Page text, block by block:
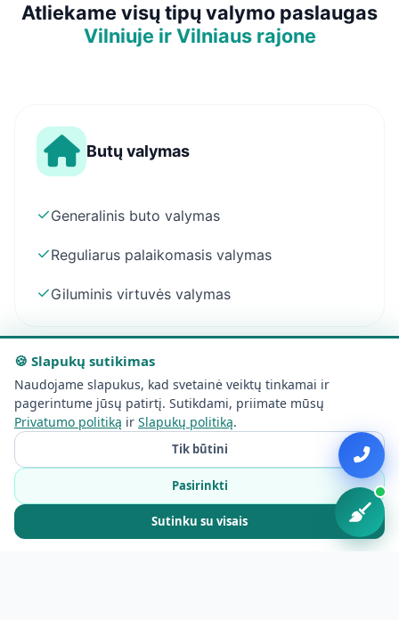
Atliekame visų tipų valymo paslaugas
Vilniuje ir Vilniaus rajone
Butų valymas
✓Generalinis buto valymas
✓Reguliarus palaikomasis valymas
✓Giluminis virtuvės valymas
Namų ir kotedžų valymas
✓Individualių namų valymas
✓Užmiesčio kotedžų klinningas
🍪 Slapukų sutikimas
Naudojame slapukus, kad svetainė veiktų tinkamai ir
pagerintume jūsų patirtį. Sutikdami, priimate mūsų
Privatumo politiką ir Slapukų politiką.
Tik būtini
Pasirinkti
Sutinku su visais